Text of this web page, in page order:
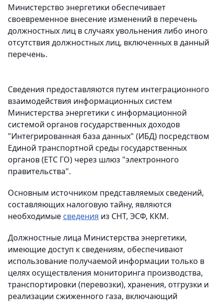
Министерство энергетики обеспечивает
своевременное внесение изменений в перечень
должностных лиц в случаях увольнения либо иного
отсутствия должностных лиц, включенных в данный
перечень.
Сведения предоставляются путем интеграционного
взаимодействия информационных систем
Министерства энергетики с информационной
системой органов государственных доходов
"Интегрированная база данных" (ИБД) посредством
Единой транспортной среды государственных
органов (ЕТС ГО) через шлюз "электронного
правительства".
Основным источником представляемых сведений,
составляющих налоговую тайну, являются
необходимые сведения из СНТ, ЭСФ, ККМ.
Должностные лица Министерства энергетики,
имеющие доступ к сведениям, обеспечивают
использование получаемой информации только в
целях осуществления мониторинга производства,
транспортировки (перевозки), хранения, отгрузки и
реализации сжиженного газа, включающий